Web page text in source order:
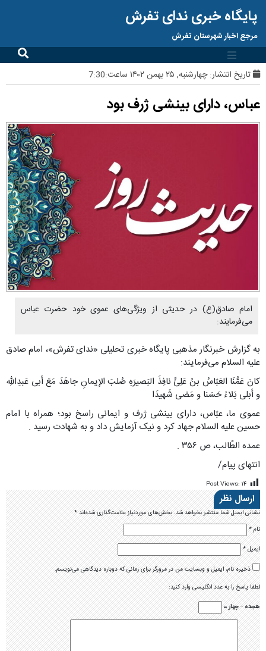
پایگاه خبری ندای تفرش
مرجع اخبار شهرستان تفرش
تاریخ انتشار:چهارشنبه, ۲۵ بهمن ۱۴۰۲ ساعت:7:30
عباس، دارای بینشی ژرف بود
امام صادق(ع) در حدیثی از ویژگی‌های عموی خود حضرت عباس
می‌فرمایند:
به گزارش خبرنگار مذهبی پایگاه خبری تحلیلی «ندای تفرش»، امام صادق
علیه السلام می‌فرمایند:
کانَ عَمُّنَا العَبّاسُ بنُ عَلِیٍّ نافِذَ البَصیرَهِ صُلبَ الإیمانِ جاهَدَ مَعَ أبی عَبدِاللّهِ
و أبلى بَلاءً حَسَنا و مَضى شَهیدَا
عموى ما، عبّاس، داراى بینشى ژرف و ایمانى راسخ بود؛ همراه با امام
حسین علیه السلام جهاد کرد و نیک آزمایش داد و به شهادت رسید .
عمده الطّالب، ص ۳۵۶ .
انتهای پیام/
Post Views: ۱۴
ارسال نظر
نشانی ایمیل شما منتشر نخواهد شد.بخش‌های موردنیاز علامت‌گذاری شده‌اند*
نام*
ایمیل*
ذخیره نام، ایمیل و وبسایت من در مرورگر برای زمانی که دوباره دیدگاهی می‌نویسم.
لطفا پاسخ را به عدد انگلیسی وارد کنید:
هجده − چهار =